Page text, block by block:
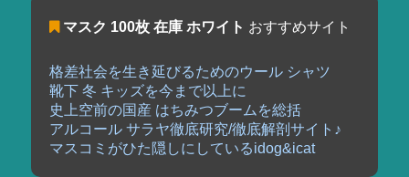
マスク 100枚 在庫 ホワイト おすすめサイト
格差社会を生き延びるためのウール シャツ
靴下 冬 キッズを今まで以上に
史上空前の国産 はちみつブームを総括
アルコール サラヤ徹底研究/徹底解剖サイト♪
マスコミがひた隠しにしているidog&icat